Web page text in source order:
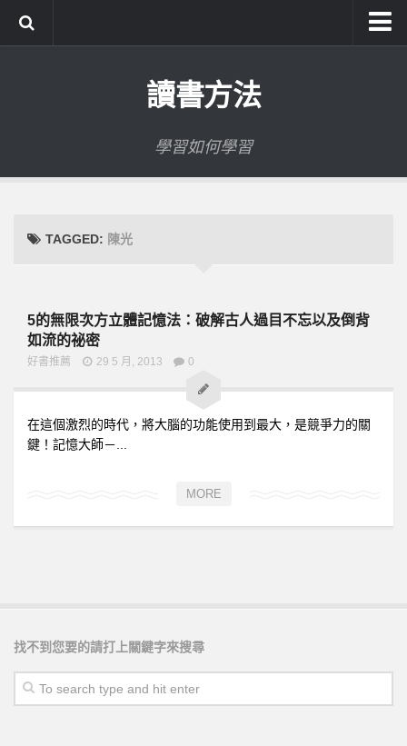
讀書方法
學習如何學習
TAGGED: 陳光
5的無限次方立體記憶法：破解古人過目不忘以及倒背
如流的祕密
好書推薦 29 5 月, 2013 0
在這個激烈的時代，將大腦的功能使用到最大，是競爭力的關
鍵！記憶大師－...
MORE
找不到您要的請打上關鍵字來搜尋